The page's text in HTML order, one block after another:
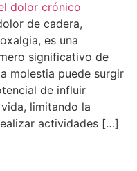
de cadera,
es una
significativo de
molestia puede surgir
de influir
limitando la
actividades […]